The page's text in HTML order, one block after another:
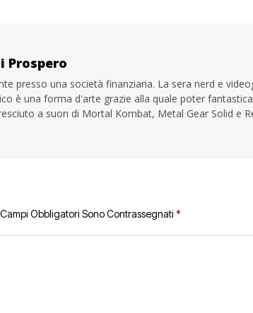
Prospero
presso una società finanziaria. La sera nerd e
è una forma d'arte grazie alla quale poter
a suon di Mortal Kombat, Metal Gear Solid e
Obbligatori Sono Contrassegnati *